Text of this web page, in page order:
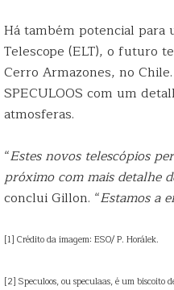
Há também potencial para
Telescope (ELT), o futuro
Cerro Armazones, no
SPECULOOS com um
atmosferas.
“Estes novos telescópios
próximo com mais detalhe
conclui Gillon. “Estamos a
[1] Crédito da imagem: ESO/ P. Horálek.
[2] Speculoos, ou speculaas, é um biscoito